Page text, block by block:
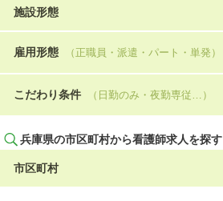
施設形態
雇用形態 （正職員・派遣・パート・単発）
こだわり条件 （日勤のみ・夜勤専従…）
兵庫県の市区町村から看護師求人を探す
市区町村